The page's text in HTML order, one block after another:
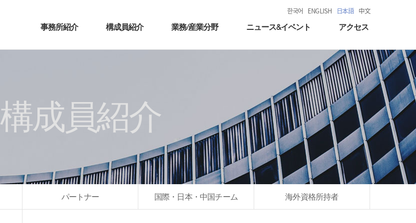
한국어 ENGLISH 日本語 中文
事務所紹介
構成員紹介 業務/産業分野 ニュース&イベント アクセス
構成員紹介
パートナー 国際・日本・中国チーム 海外資格所持者